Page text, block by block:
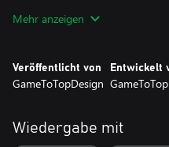
mit Lieferanten
Herausforderungen,
erfülle Aufgaben und schalte
florierenden Kette aus
und erschließe neue Märkte.
Mehr anzeigen
Veröffentlicht von
GameToTopDesign
Entwickelt
Wiedergabe mit